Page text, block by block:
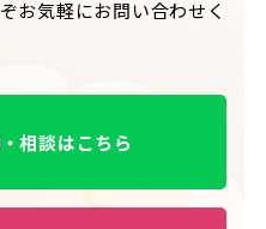
お気軽にお問い合わせく
相談はこちら